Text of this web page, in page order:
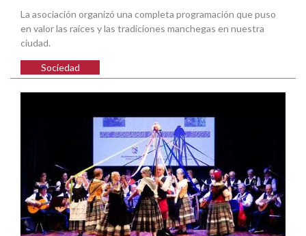
La asociación organizó una completa programación que puso
en valor las raíces y las tradiciones manchegas en nuestra
ciudad.
Sociedad